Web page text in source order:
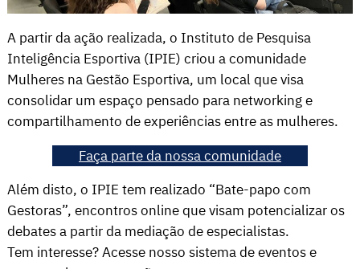
A partir da ação realizada, o Instituto de Pesquisa
Inteligência Esportiva (IPIE) criou a comunidade
Mulheres na Gestão Esportiva, um local que visa
consolidar um espaço pensado para networking e
compartilhamento de experiências entre as mulheres.
Faça parte da nossa comunidade
Além disto, o IPIE tem realizado “Bate-papo com
Gestoras”, encontros online que visam potencializar os
debates a partir da mediação de especialistas.
Tem interesse? Acesse nosso sistema de eventos e